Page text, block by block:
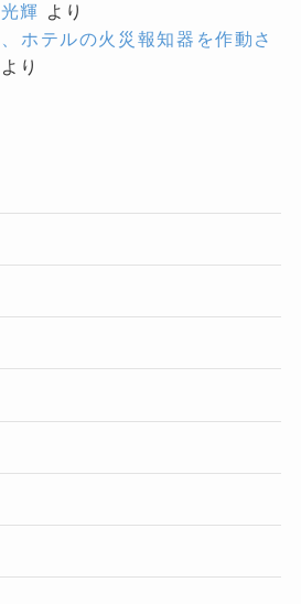
輝 より
ホテルの火災報知器を作動さ
より